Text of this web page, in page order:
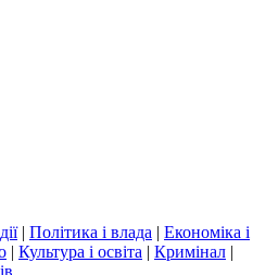
| Політика і влада | Економіка і
| Культура і освіта | Кримінал |